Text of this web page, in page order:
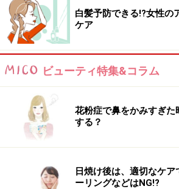
白髪予防できる!?女性の
ケア
ビューティ特集&コラム
花粉症で鼻をかみすぎた
する？
日焼け後は、適切なケ
ーリングなどはNG!?